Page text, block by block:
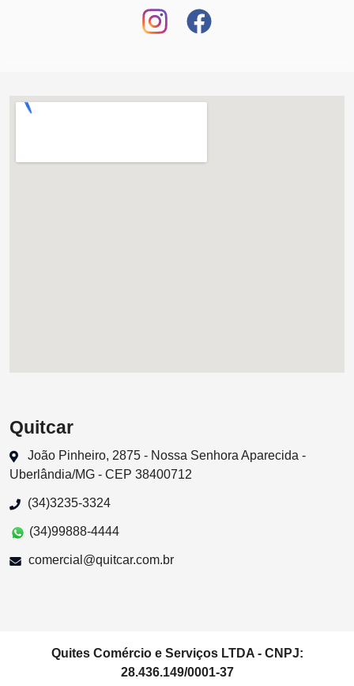
Quitcar
João Pinheiro, 2875 - Nossa Senhora Aparecida -
Uberlândia/MG - CEP 38400712
(34)3235-3324
(34)99888-4444
comercial@quitcar.com.br
Quites Comércio e Serviços LTDA - CNPJ:
28.436.149/0001-37